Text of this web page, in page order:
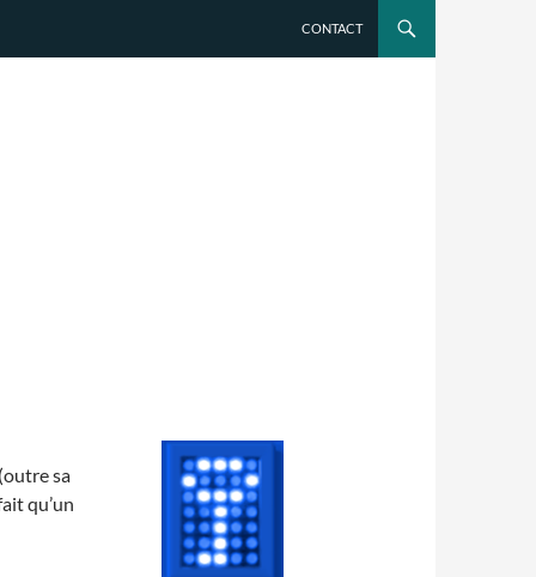
CONTACT
sa
qu’un